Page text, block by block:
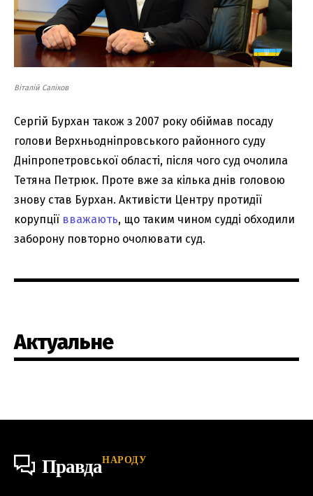
Віталій Саліхов
Сергій Бурхан також з 2007 року обіймав посаду
голови Верхньодніпровського районного суду
Дніпропетровської області, після чого суд очолила
Тетяна Петрюк. Проте вже за кілька днів головою
знову став Бурхан. Активісти Центру протидії
корупції вважають, що таким чином судді обходили
заборону повторно очолювати суд.
Актуальне
ПравдаНАРОДУ